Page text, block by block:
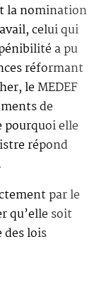
la nomination
celui qui
a pu
réformant
le MEDEF
de
pourquoi elle
répond
par le
qu’elle soit
des lois